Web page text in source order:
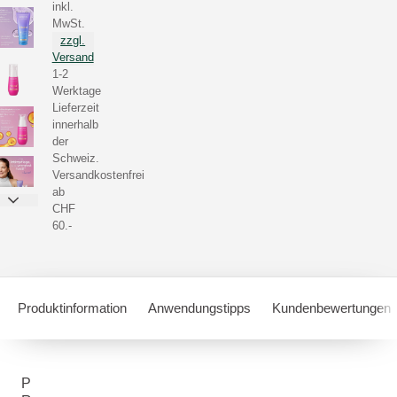
inkl.
MwSt.
zzgl.
Versand
1-2
Werktage
Lieferzeit
innerhalb
der
Schweiz.
Versandkostenfrei
ab
CHF
60.-
Produktinformation Anwendungstipps Kundenbewertungen
P